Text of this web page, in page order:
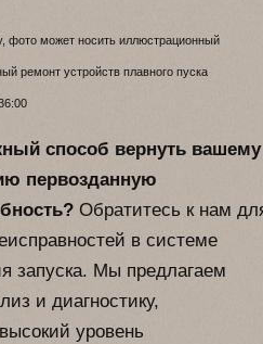
фото может носить иллюстрационный
ремонт устройств плавного пуска
способ вернуть вашему
первозданную
Обратитесь к нам
в системе
запуска. Мы предлагаем
и диагностику,
уровень